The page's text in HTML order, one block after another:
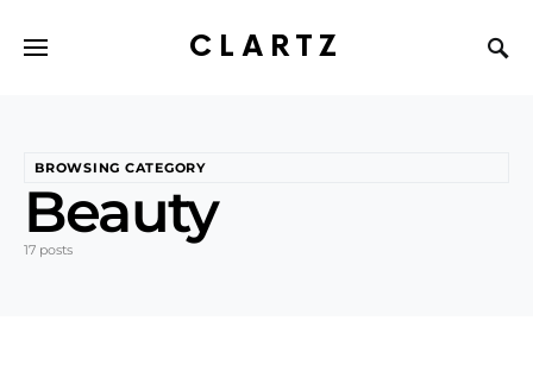
CLARTZ
BROWSING CATEGORY
Beauty
17 posts